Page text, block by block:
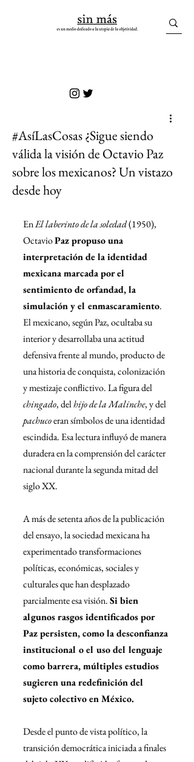
#AsíLasCosas ¿Sigue siendo
válida la visión de Octavio Paz
sobre los mexicanos? Un vistazo
desde hoy
En El laberinto de la soledad (1950),
Octavio Paz propuso una
interpretación de la identidad
mexicana marcada por el
sentimiento de orfandad, la
simulación y el enmascaramiento.
El mexicano, según Paz, ocultaba su
interior y desarrollaba una actitud
defensiva frente al mundo, producto de
una historia de conquista, colonización
y mestizaje conflictivo. La figura del
chingado, del hijo de la Malinche, y del
pachuco eran símbolos de una identidad
escindida. Esa lectura influyó de manera
duradera en la comprensión del carácter
nacional durante la segunda mitad del
siglo XX.
A más de setenta años de la publicación
del ensayo, la sociedad mexicana ha
experimentado transformaciones
políticas, económicas, sociales y
culturales que han desplazado
parcialmente esa visión. Si bien
algunos rasgos identificados por
Paz persisten, como la desconfianza
institucional o el uso del lenguaje
como barrera, múltiples estudios
sugieren una redefinición del
sujeto colectivo en México.
Desde el punto de vista político, la
transición democrática iniciada a finales